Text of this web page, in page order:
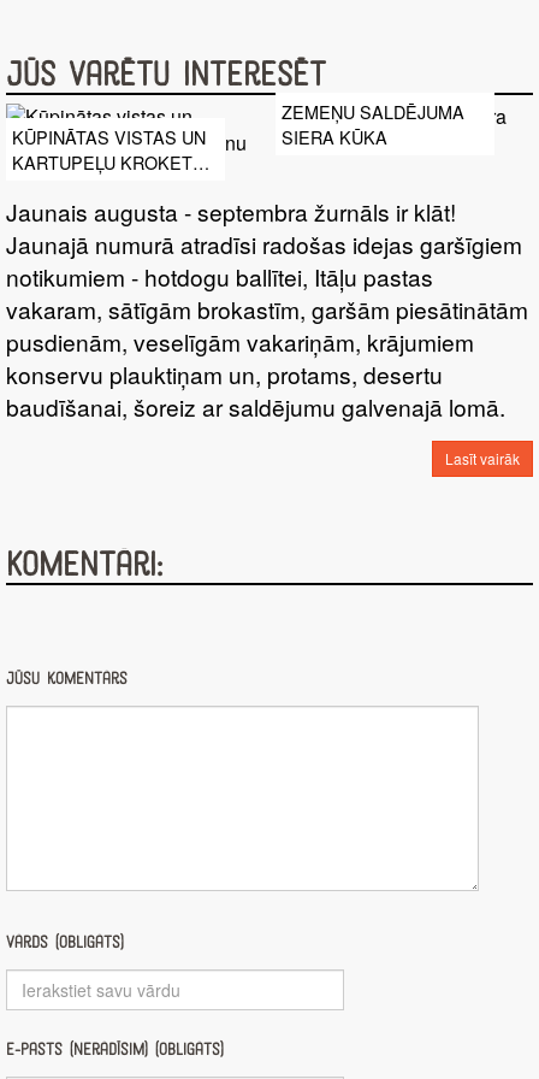
Jūs varētu interesēt
KŪPINĀTAS VISTAS UN
KARTUPEĻU KROKETES
MĒRCI
ZEMEŅU SALDĒJUMA
SIERA KŪKA
Jaunais augusta - septembra žurnāls ir klāt!
Jaunajā numurā atradīsi radošas idejas garšīgiem
notikumiem - hotdogu ballītei, Itāļu pastas
vakaram, sātīgām brokastīm, garšām piesātinātām
pusdienām, veselīgām vakariņām, krājumiem
konservu plauktiņam un, protams, desertu
baudīšanai, šoreiz ar saldējumu galvenajā lomā.
Lasīt vairāk
Komentāri:
Jūsu komentārs
Vārds (obligāts)
E-pasts (nerādīsim) (obligāts)